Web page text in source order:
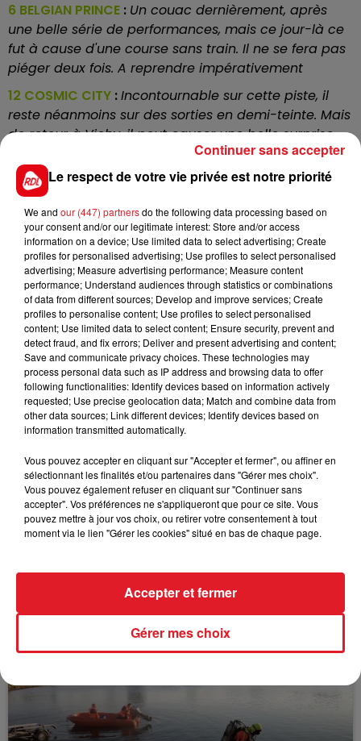
6 BELGIAN PRINCE : Un couac dernièrement, après
une belle série de performances, mais ce jour-là ce
fut à cause d'une course sans train. Il ne se fera pas
piéger deux fois. A reprendre impérativement
12 COSMIC CITY :Incontournable sur cette piste, il
reste néanmoins sur des sorties en demi-teinte. Mais
de retour à Vichy, il peut causer une belle surprise
14 RANNAN
Lui aussi va se retrouver dans son jardin,
mais est plus performant sur 2400 m. Avec un
parcours à l'économie, il peut venir prendre la 5ème
place.
15 PATZEFREDO:Sa valeur fond comme neige au
soleil, même si ce n'est pas la saison, sa situation en
bas de tableau lui vaudra des partisans
En direct des pistes
FIL D'ACTUS
VOLONTAIRE EN COURS, APRÈS LA...
Selon les premiers éléments, le logement servait
à des prostituées
Le respect de votre vie privée est notre priorité
We and our (447) partnersdo the following data processing based on
your consent and/or our legitimate interest: Store and/or access
information on a device; Use limited data to select advertising; Create
profiles for personalised advertising; Use profiles to select personalised
advertising; Measure advertising performance; Measure content
performance; Understand audiences through statistics or combinations
of data from different sources; Develop and improve services; Create
profiles to personalise content; Use profiles to select personalised
content; Use limited data to select content; Ensure security, prevent and
detect fraud, and fix errors; Deliver and present advertising and content;
Save and communicate privacy choices. These technologies may
process personal data such as IP address and browsing data to offer
following functionalities: Identify devices based on information actively
requested; Use precise geolocation data; Match and combine data from
other data sources; Link different devices; Identify devices based on
information transmitted automatically.
Vous pouvez accepter en cliquant sur "Accepter et fermer", ou affiner en
sélectionnant les finalités et/ou partenaires dans "Gérer mes choix".
Vous pouvez également refuser en cliquant sur "Continuer sans
accepter". Vos préférences ne s'appliqueront que pour ce site. Vous
pouvez mettre à jour vos choix, ou retirer votre consentement à tout
moment via le lien "Gérer les cookies" situé en bas de chaque page.
Gérer mes choix
Accepter et fermer
Continuer sans accepter